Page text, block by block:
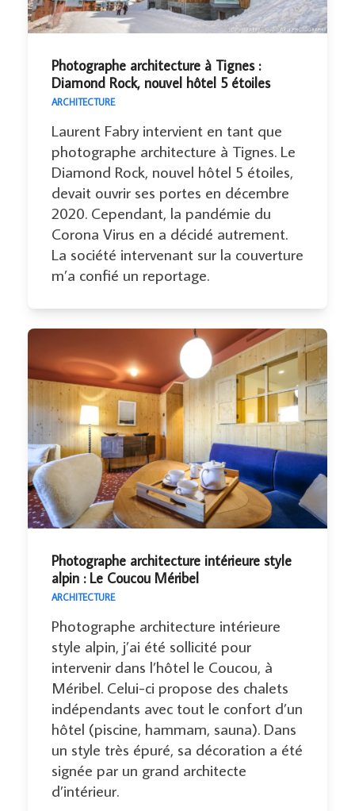
Photographe architecture à Tignes :
Diamond Rock, nouvel hôtel 5 étoiles
ARCHITECTURE
Laurent Fabry intervient en tant que
photographe architecture à Tignes. Le
Diamond Rock, nouvel hôtel 5 étoiles,
devait ouvrir ses portes en décembre
2020. Cependant, la pandémie du
Corona Virus en a décidé autrement.
La société intervenant sur la couverture
m’a confié un reportage.
Photographe architecture intérieure style
alpin : Le Coucou Méribel
ARCHITECTURE
Photographe architecture intérieure
style alpin, j’ai été sollicité pour
intervenir dans l’hôtel le Coucou, à
Méribel. Celui-ci propose des chalets
indépendants avec tout le confort d’un
hôtel (piscine, hammam, sauna). Dans
un style très épuré, sa décoration a été
signée par un grand architecte
d’intérieur.